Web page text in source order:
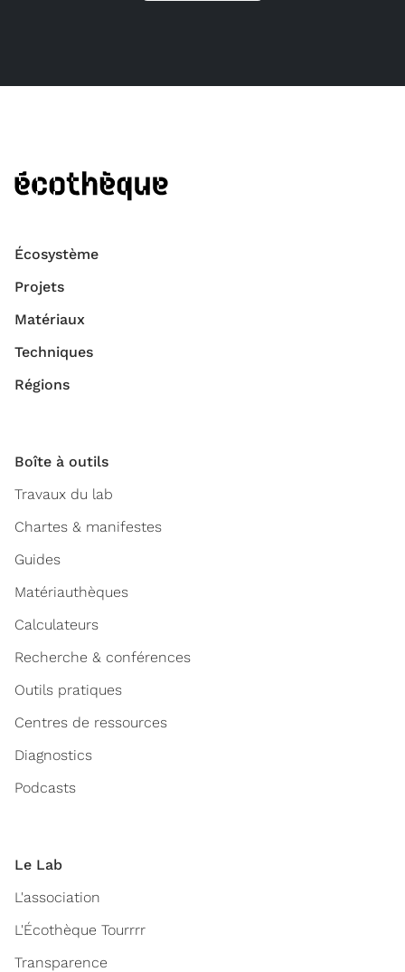
Écosystème
Projets
Matériaux
Techniques
Régions
Boîte à outils
Travaux du lab
Chartes & manifestes
Guides
Matériauthèques
Calculateurs
Recherche & conférences
Outils pratiques
Centres de ressources
Diagnostics
Podcasts
Le Lab
L'association
L'Écothèque Tourrrr
Transparence